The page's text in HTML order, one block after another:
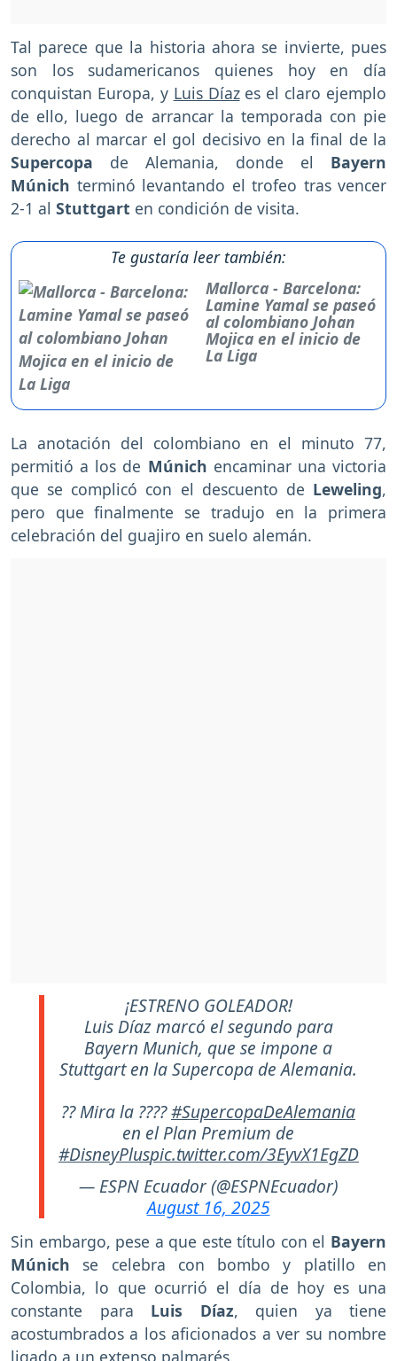
Tal parece que la historia ahora se invierte, pues
son los sudamericanos quienes hoy en día
conquistan Europa, y Luis Díazes el claro ejemplo
de ello, luego de arrancar la temporada con pie
derecho al marcar el gol decisivo en la final de la
Supercopa de Alemania, donde el Bayern
Múnich terminó levantando el trofeo tras vencer
2-1 al Stuttgart en condición de visita.
Te gustaría leer también:
Mallorca - Barcelona:
Lamine Yamal se paseó
al colombiano Johan
Mojica en el inicio de
La Liga
La anotación del colombiano en el minuto 77,
permitió a los de Múnich encaminar una victoria
que se complicó con el descuento de Leweling,
pero que finalmente se tradujo en la primera
celebración del guajiro en suelo alemán.
¡ESTRENO GOLEADOR!
Luis Díaz marcó el segundo para
Bayern Munich, que se impone a
Stuttgart en la Supercopa de Alemania.
?? Mira la ????#SupercopaDeAlemania
en el Plan Premium de
#DisneyPluspic.twitter.com/3EyvX1EgZD
— ESPN Ecuador (@ESPNEcuador)
August 16, 2025
Sin embargo, pese a que este título con el Bayern
Múnich se celebra con bombo y platillo en
Colombia, lo que ocurrió el día de hoy es una
constante para Luis Díaz, quien ya tiene
acostumbrados a los aficionados a ver su nombre